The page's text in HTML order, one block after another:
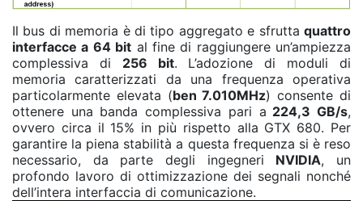
Il bus di memoria è di tipo aggregato e sfrutta quattro
interfacce a 64 bit al fine di raggiungere un’ampiezza
complessiva di 256 bit. L’adozione di moduli di
memoria caratterizzati da una frequenza operativa
particolarmente elevata (ben 7.010MHz) consente di
ottenere una banda complessiva pari a 224,3 GB/s,
ovvero circa il 15% in più rispetto alla GTX 680. Per
garantire la piena stabilità a questa frequenza si è reso
necessario, da parte degli ingegneri NVIDIA, un
profondo lavoro di ottimizzazione dei segnali nonché
dell’intera interfaccia di comunicazione.